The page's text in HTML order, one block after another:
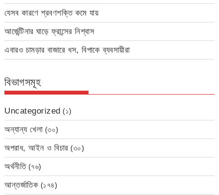
যেসব কারণে শ্রবণশক্তি কমে যায়
আর্জেন্টিনার ঘাড়ে ফ্রান্সের নিশ্বাস
এবারও চামড়ার বাজারে ধস, বিপাকে ব্যবসায়ীরা
বিভাগসমূহ
Uncategorized (১)
অন্যান্য খেলা(৩০)
অপরাধ, আইন ও বিচার (৩০)
অর্থনীতি(৭৬)
আন্তর্জাতিক (১৭৪)